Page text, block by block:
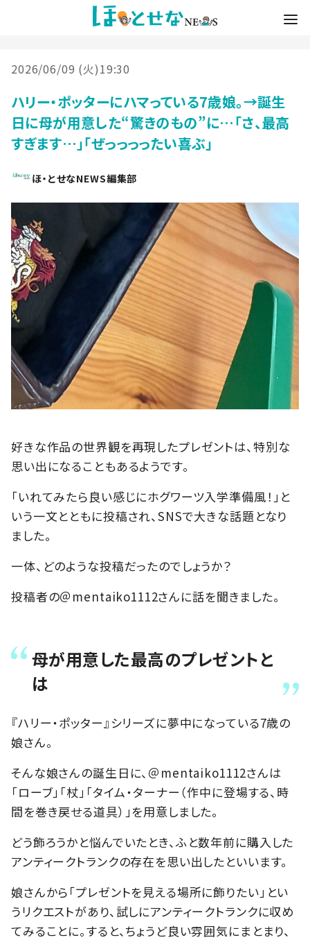
2026/06/09 (火)19:30
ハリー・ポッターにハマっている7歳娘。→誕生
日に母が用意した“驚きのもの”に…「さ、最高
すぎます…」「ぜっっっったい喜ぶ」
ほ・とせなNEWS編集部
好きな作品の世界観を再現したプレゼントは、特別な
思い出になることもあるようです。
「いれてみたら良い感じにホグワーツ入学準備風！」と
いう一文とともに投稿され、SNSで大きな話題となり
ました。
一体、どのような投稿だったのでしょうか？
投稿者の＠mentaiko1112さんに話を聞きました。
母が用意した最高のプレゼントと
は
『ハリー・ポッター』シリーズに夢中になっている7歳の
娘さん。
そんな娘さんの誕生日に、＠mentaiko1112さんは
「ローブ」「杖」「タイム・ターナー（作中に登場する、時
間を巻き戻せる道具）」を用意しました。
どう飾ろうかと悩んでいたとき、ふと数年前に購入した
アンティークトランクの存在を思い出したといいます。
娘さんから「プレゼントを見える場所に飾りたい」とい
うリクエストがあり、試しにアンティークトランクに収め
てみることに。すると、ちょうど良い雰囲気にまとまり、